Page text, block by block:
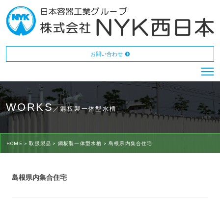
お問い合わせ
WORKS／鋼板製一体型水槽
HOME >取扱製品 > 鋼板製一体型水槽 >島根県内集合住宅
島根県内集合住宅